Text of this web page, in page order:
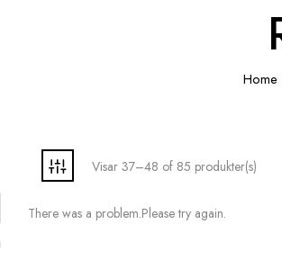
Home
Visar 37–48 of 85 produkter(s)
There was a problem.Please try again.